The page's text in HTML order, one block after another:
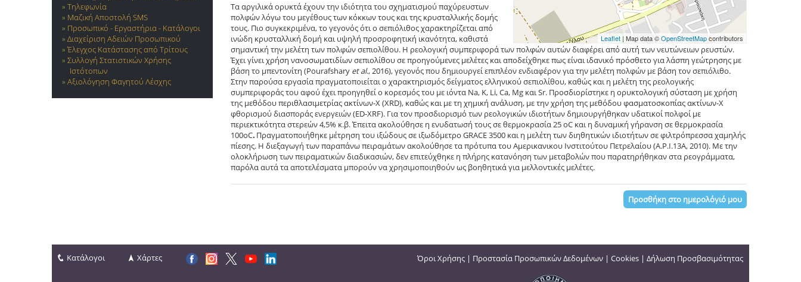
Τηλεφωνία
Μαζική Αποστολή SMS
Προσωπικό - Εργαστήρια - Κατάλογοι
Διαχείριση Αδειών Προσωπικού
Έλεγχος Κατάστασης από Τρίτους
Συλλογή Στατιστικών Χρήσης
Ιστότοπων
Αξιολόγηση Φαγητού Λέσχης
Leaflet| Map data ©OpenStreetMapcontributors
Τα αργιλικά ορυκτά έχουν την ιδιότητα του σχηματισμού παχύρευστων
πολφών λόγω του μεγέθους των κόκκων τους και της κρυσταλλικής δομής
τους. Πιο συγκεκριμένα, το γεγονός ότι ο σεπιόλιθος χαρακτηρίζεται από
ινώδη κρυσταλλική δομή και υψηλή προσροφητική ικανότητα, καθιστά
σημαντική την μελέτη των πολφών σεπιολίθου. Η ρεολογική συμπεριφορά των πολφών αυτών διαφέρει από αυτή των νευτώνειων ρευστών.
Έχει γίνει χρήση νανοσωματιδίων σεπιολίθου σε προηγούμενες μελέτες και αποδείχθηκε πως είναι ιδανικό πρόσθετο για λάσπη γεώτρησης με
βάση το μπεντονίτη (Pourafshary et al., 2016), γεγονός που δημιουργεί επιπλέον ενδιαφέρον για την μελέτη πολφών με βάση τον σεπιόλιθο.
Στην παρούσα εργασία πραγματοποιείται ο χαρακτηρισμός δείγματος ελληνικού σεπιολίθου, καθώς και η μελέτη της ρεολογικής
συμπεριφοράς του αφού έχει προηγηθεί ο κορεσμός του με ιόντα Na, K, Li, Ca, Mg και Sr. Προσδιορίστηκε η ορυκτολογική σύσταση με χρήση
της μεθόδου περιθλασιμετρίας ακτίνων-Χ (XRD), καθώς και με τη χημική ανάλυση, με την χρήση της μεθόδου φασματοσκοπίας ακτίνων-Χ
φθορισμού διασποράς ενεργειών (ED-XRF). Για τον προσδιορισμό των ρεολογικών ιδιοτήτων δημιουργήθηκαν υδατικοί πολφοί με
περιεκτικότητα στερεών 4,5% κ.β. Έπειτα ακολούθησε η ενυδατωσή τους σε θερμοκρασία 25 οC και η δυναμική γήρανση σε θερμοκρασία
100οC. Πραγματοποιήθηκε μέτρηση του ιξώδους σε ιξωδόμετρο GRACE 3500 και η μελέτη των διηθητικών ιδιοτήτων σε φιλτρόπρεσσα χαμηλής
πίεσης. Η διεξαγωγή των παραπάνω πειραμάτων ακολούθησε τα πρότυπα του Αμερικανικου Ινστιτούτου Πετρελαίου (Α.Ρ.Ι.13Α, 2010). Με την
ολοκλήρωση των πειραματικών διαδικασιών, δεν επιτεύχθηκε η πλήρης κατανόηση των μεταβολών που παρατηρήθηκαν στα ρεογράμματα,
παρόλα αυτά τα αποτελέσματα μπορούν να χρησιμοποιηθούν ως βοηθητικά για μελλοντικές μελέτες.
Προσθήκη στο ημερολόγιό μου
Κατάλογοι Χάρτες Όροι Χρήσης | Προστασία Προσωπικών Δεδομένων | Cookies | Δήλωση Προσβασιμότητας